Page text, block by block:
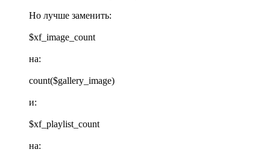
Но лучше заменить:
$xf_image_count
на:
count($gallery_image)
и:
$xf_playlist_count
на: